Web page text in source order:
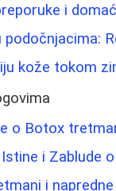
i
kože tokom
o Botox
i Zablude
i